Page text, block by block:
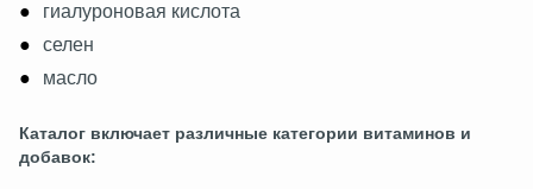
гиалуроновая кислота
селен
масло
Каталог включает различные категории витаминов и
добавок: